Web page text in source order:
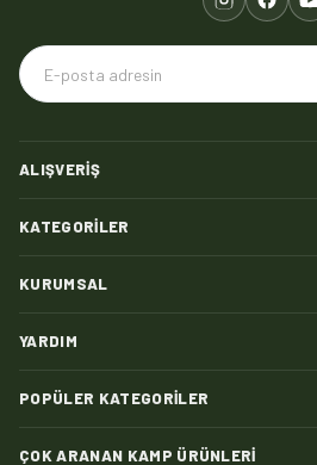
ALIŞVERIŞ
KATEGORILER
KURUMSAL
YARDIM
POPÜLER KATEGORILER
ÇOK ARANAN KAMP ÜRÜNLERI